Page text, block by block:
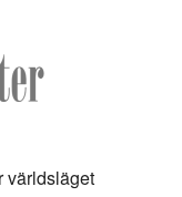
världsläget